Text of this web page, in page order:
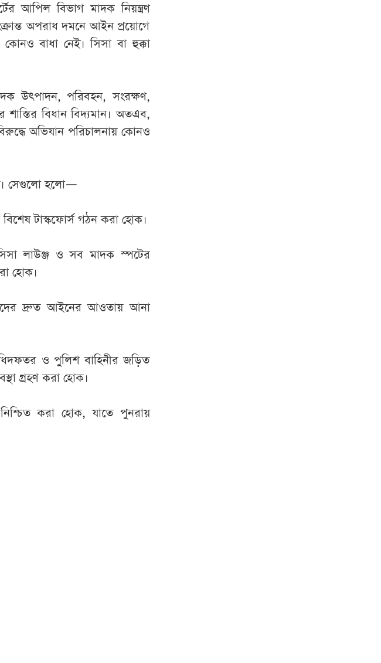
আপিল বিভাগ মাদক নিয়ন্ত্রণ
অপরাধ দমনে আইন প্রয়োগে
বাধা নেই। সিসা বা হুক্কা
উৎপাদন, পরিবহন, সংরক্ষণ,
বিধান বিদ্যমান। অতএব,
অভিযান পরিচালনায় কোনও
সেগুলো হলো—
বিশেষ টাস্কফোর্স গঠন করা হোক।
লাউঞ্জ ও সব মাদক স্পটের
হোক।
দ্রুত আইনের আওতায় আনা
ও পুলিশ বাহিনীর জড়িত
গ্রহণ করা হোক।
করা হোক, যাতে পুনরায়